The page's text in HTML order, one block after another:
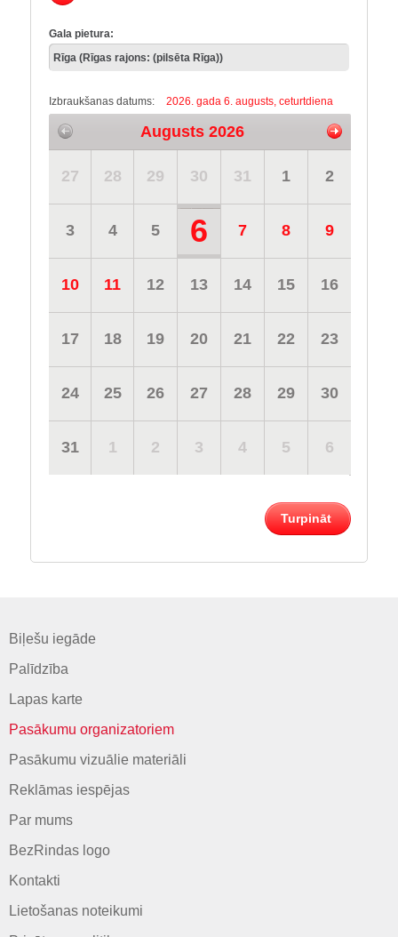
Gala pietura:
Izbraukšanas datums: 2026. gada 6. augusts, ceturtdiena
Augusts 2026
27 28 29 30 31 1 2
3 4 5 6 7 8 9
10 11 12 13 14 15 16
17 18 19 20 21 22 23
24 25 26 27 28 29 30
31 1 2 3 4 5 6
Turpināt
Biļešu iegāde
Palīdzība
Lapas karte
Pasākumu organizatoriem
Pasākumu vizuālie materiāli
Reklāmas iespējas
Par mums
BezRindas logo
Kontakti
Lietošanas noteikumi